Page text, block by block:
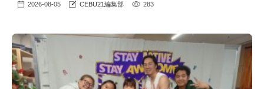
2026-08-05 CEBU21編集部 283